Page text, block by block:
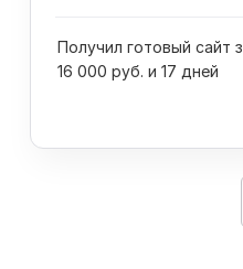
Получил готовый сайт
16 000 руб. и 17 дней